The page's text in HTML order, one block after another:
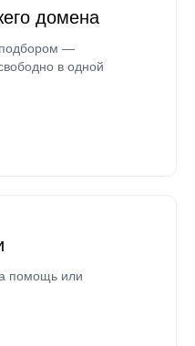
домена
подбором —
в одной
помощь или